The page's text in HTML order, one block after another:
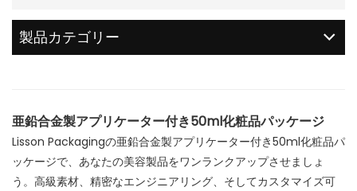
製品カテゴリー
亜鉛合金製アプリケーター付き50ml化粧品パッケージ
Lisson Packagingの亜鉛合金製アプリケーター付き50ml化粧品パ
ッケージで、あなたの美容製品をワンランクアップさせましょ
う。高級素材、精密なエンジニアリング、そしてカスタマイズ可